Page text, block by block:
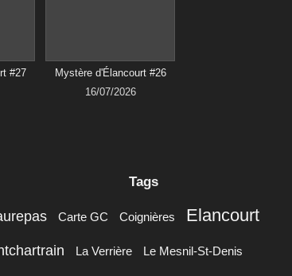
#27
Mystère d'Élancourt #26
16/07/2026
Tags
Carte GC Coignières Elancourt
La Verrière Le Mesnil-St-Denis